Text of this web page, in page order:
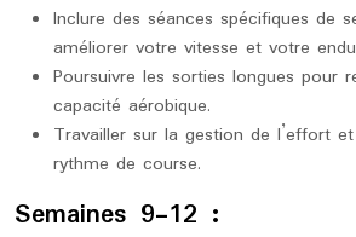
Inclure des séances spécifiques de
améliorer votre vitesse et votre
Poursuivre les sorties longues pour
capacité aérobique.
Travailler sur la gestion de l’effort
rythme de course.
Semaines 9-12 :